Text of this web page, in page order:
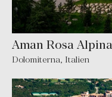
Aman Rosa Alpina
Dolomiterna, Italien